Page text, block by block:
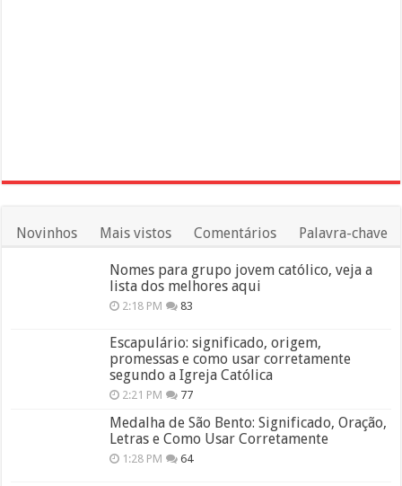
Novinhos Mais vistos Comentários Palavra-chave
Nomes para grupo jovem católico, veja a
lista dos melhores aqui
2:18 PM 83
Escapulário: significado, origem,
promessas e como usar corretamente
segundo a Igreja Católica
2:21 PM 77
Medalha de São Bento: Significado, Oração,
Letras e Como Usar Corretamente
1:28 PM 64